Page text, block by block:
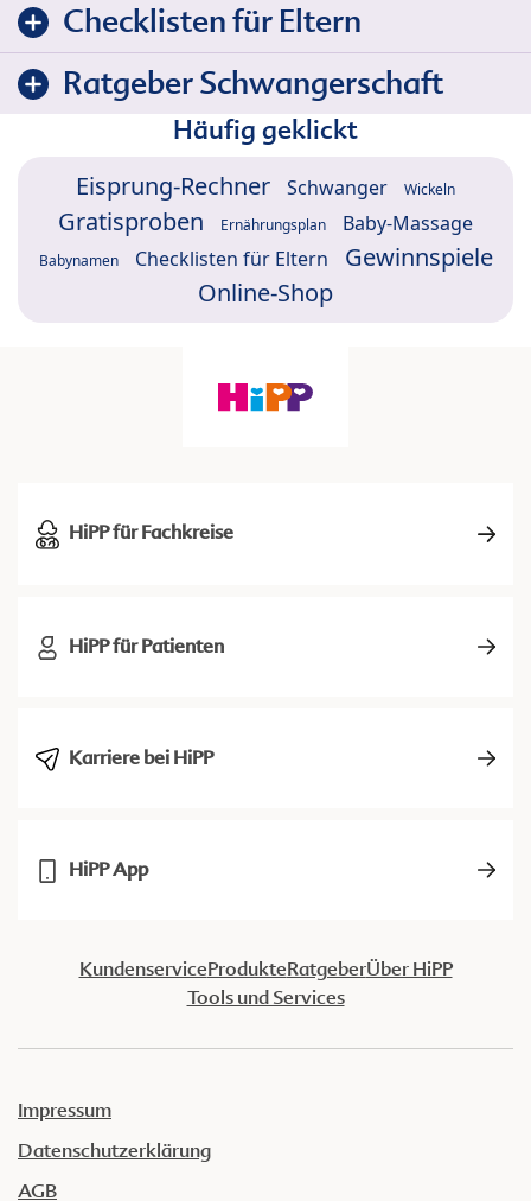
Checklisten für Eltern
Ratgeber Schwangerschaft
Häufig geklickt
Eisprung-Rechner Schwanger Wickeln
Gratisproben Ernährungsplan Baby-Massage
Babynamen Checklisten für Eltern
Gewinnspiele
Online-Shop
HiPP für Fachkreise
HiPP für Patienten
Karriere bei HiPP
HiPP App
KundenserviceProdukteRatgeberÜber HiPP
Tools und Services
Impressum
Datenschutzerklärung
AGB